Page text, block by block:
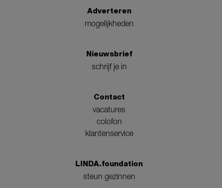
Adverteren
mogelijkheden
Nieuwsbrief
schrijf je in
Contact
vacatures
colofon
klantenservice
LINDA.foundation
steun gezinnen